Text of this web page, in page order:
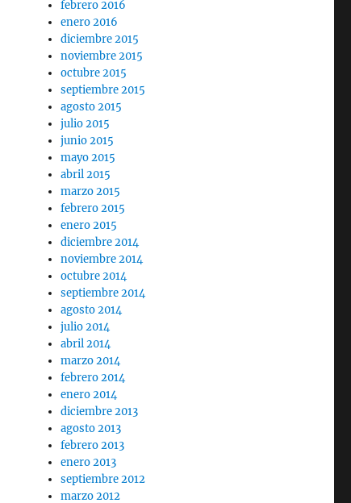
febrero 2016
enero 2016
diciembre 2015
noviembre 2015
octubre 2015
septiembre 2015
agosto 2015
julio 2015
junio 2015
mayo 2015
abril 2015
marzo 2015
febrero 2015
enero 2015
diciembre 2014
noviembre 2014
octubre 2014
septiembre 2014
agosto 2014
julio 2014
abril 2014
marzo 2014
febrero 2014
enero 2014
diciembre 2013
agosto 2013
febrero 2013
enero 2013
septiembre 2012
marzo 2012